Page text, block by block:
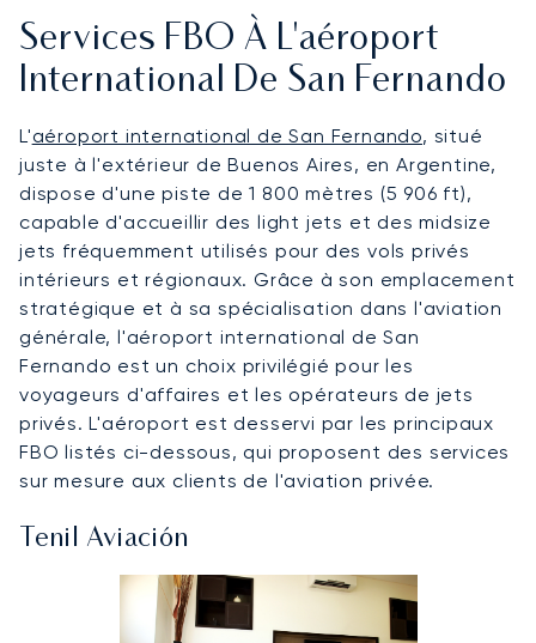
Services FBO À L'aéroport
International De San Fernando
L'aéroport international de San Fernando, situé
juste à l'extérieur de Buenos Aires, en Argentine,
dispose d'une piste de 1 800 mètres (5 906 ft),
capable d'accueillir des light jets et des midsize
jets fréquemment utilisés pour des vols privés
intérieurs et régionaux. Grâce à son emplacement
stratégique et à sa spécialisation dans l'aviation
générale, l'aéroport international de San
Fernando est un choix privilégié pour les
voyageurs d'affaires et les opérateurs de jets
privés. L'aéroport est desservi par les principaux
FBO listés ci-dessous, qui proposent des services
sur mesure aux clients de l'aviation privée.
Tenil Aviación